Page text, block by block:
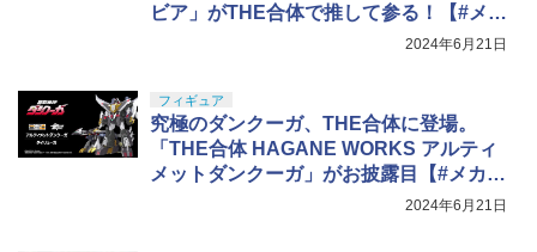
ビア」がTHE合体で推して参る！【#メカ
2024年6月21日
フィギュア
究極のダンクーガ、THE合体に登場。
「THE合体 HAGANE WORKS アルティ
メットダンクーガ」がお披露目【#メカス
2024年6月21日